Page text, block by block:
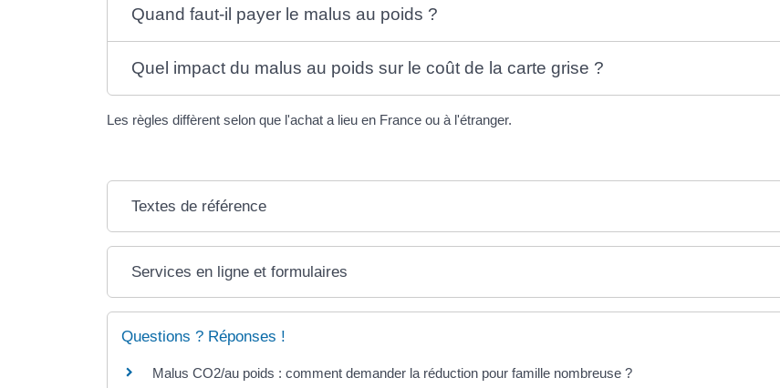
Quand faut-il payer le malus au poids ?
Quel impact du malus au poids sur le coût de la carte grise ?
Les règles diffèrent selon que l'achat a lieu en France ou à l'étranger.
Textes de référence
Services en ligne et formulaires
Questions ? Réponses !
Malus CO2/au poids : comment demander la réduction pour famille nombreuse ?